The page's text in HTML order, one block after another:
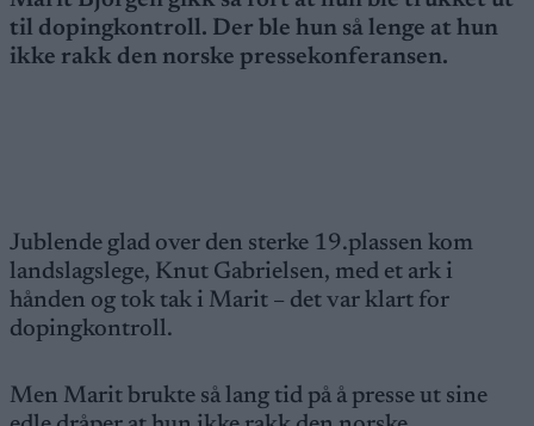
til dopingkontroll. Der ble hun så lenge at hun
ikke rakk den norske pressekonferansen.
Jublende glad over den sterke 19.plassen kom
landslagslege, Knut Gabrielsen, med et ark i
hånden og tok tak i Marit – det var klart for
dopingkontroll.
Men Marit brukte så lang tid på å presse ut sine